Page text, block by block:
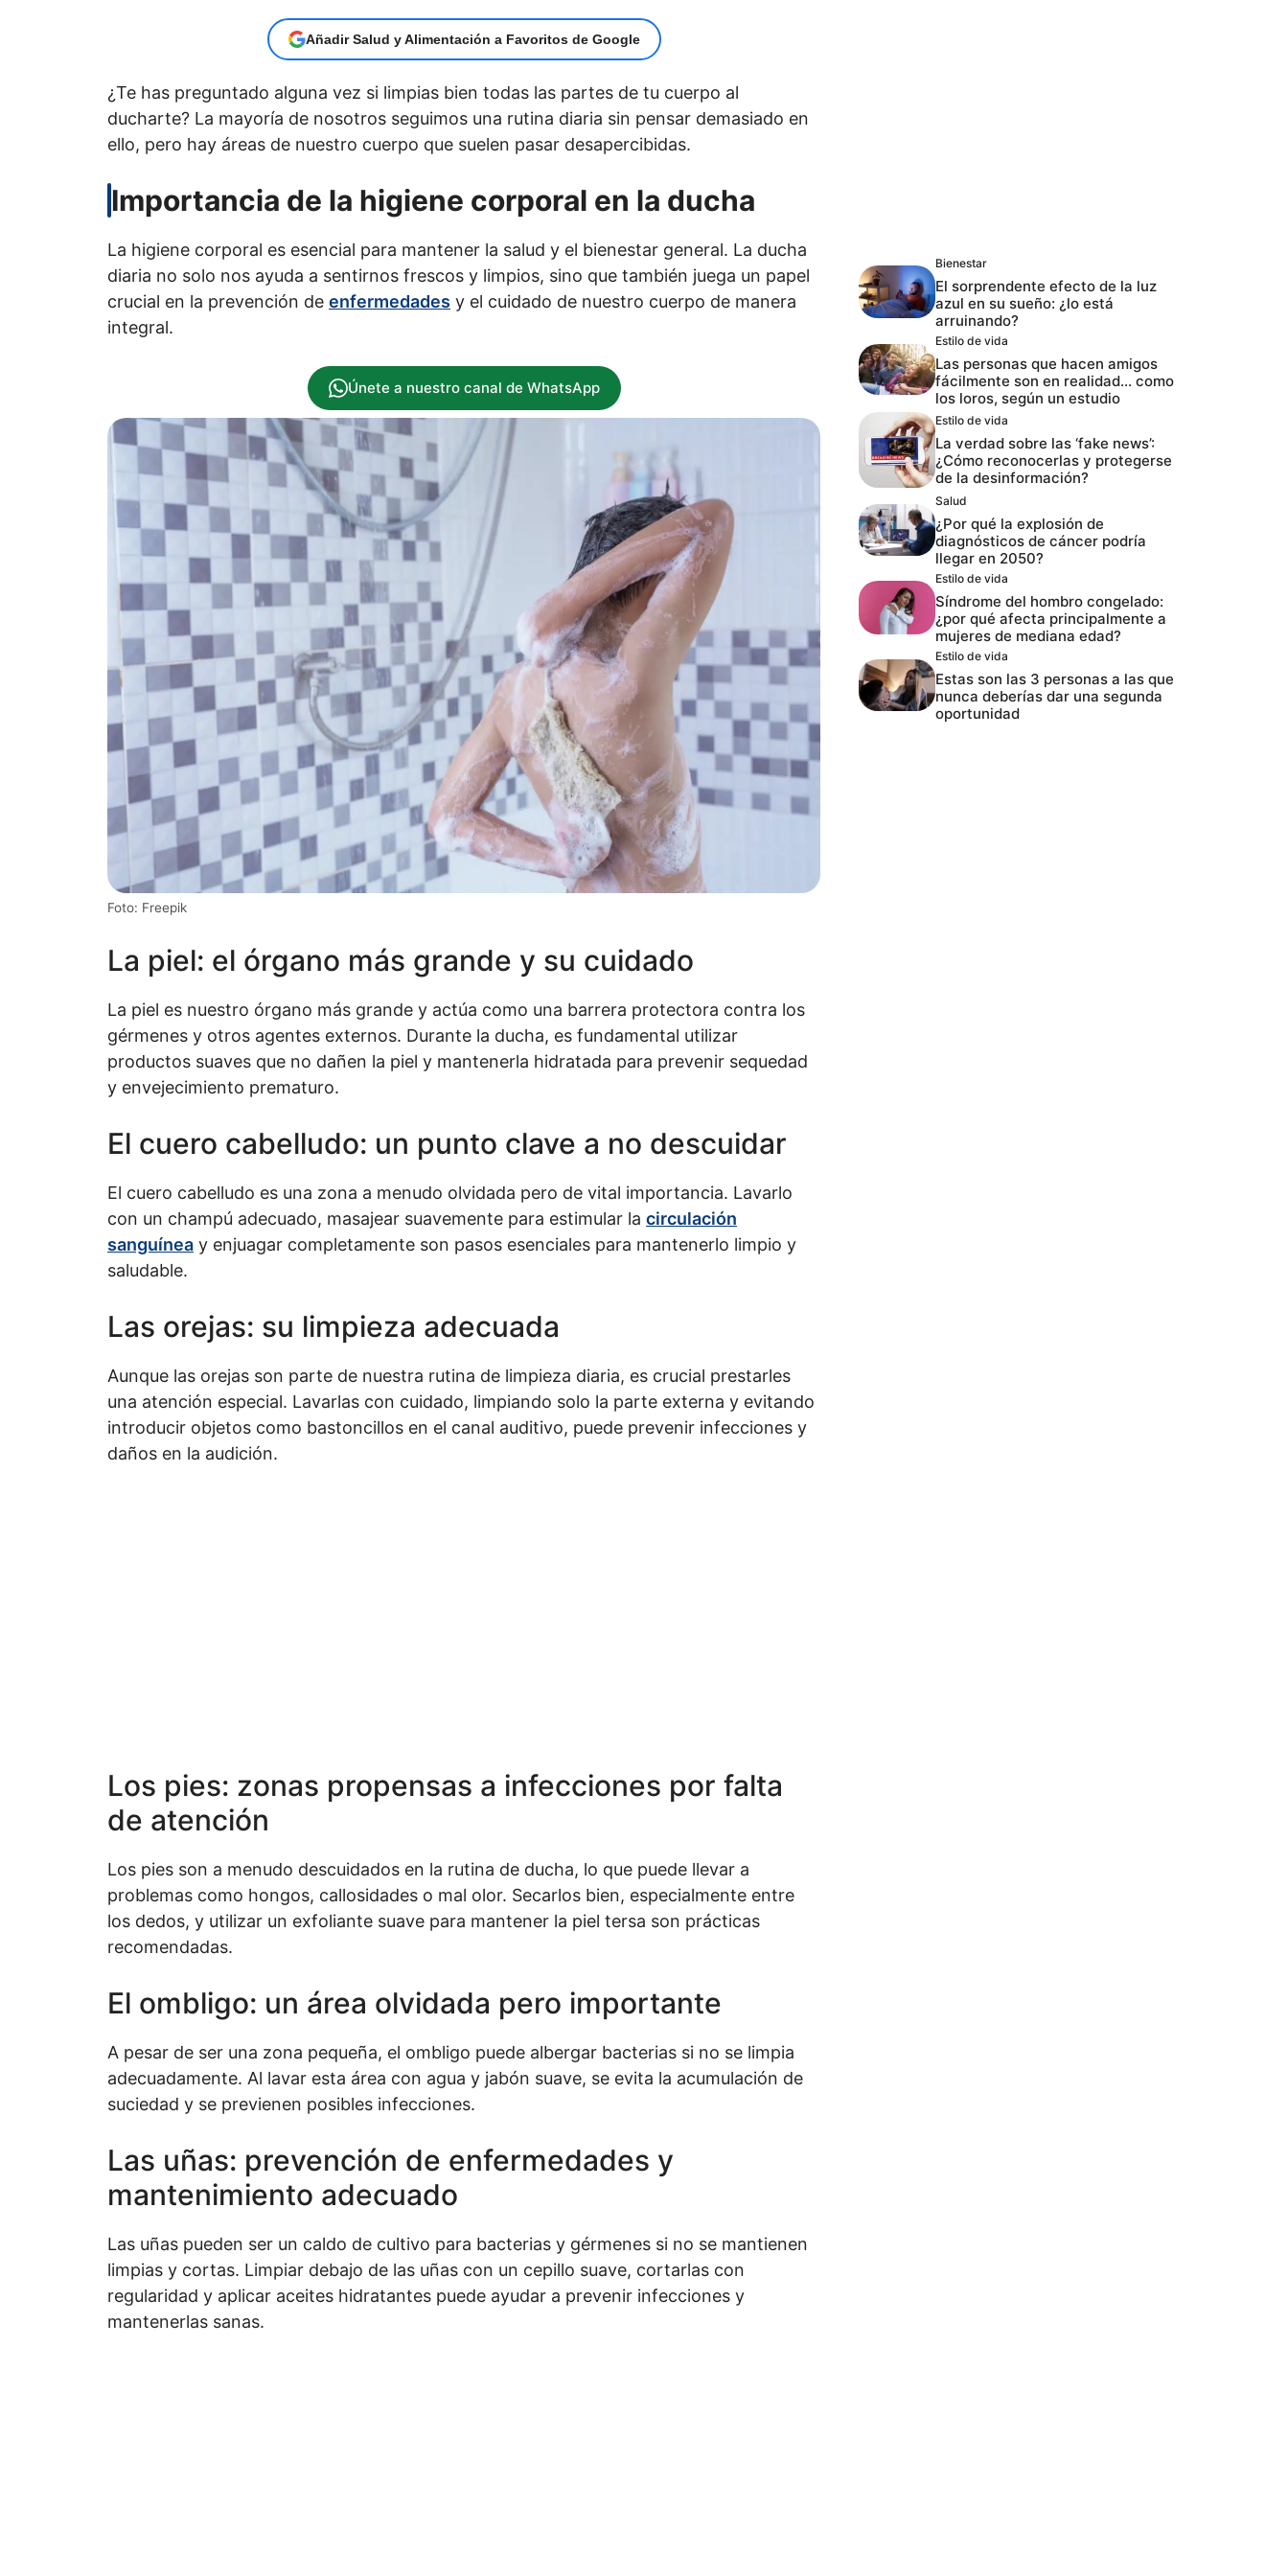
Añadir Salud y Alimentación a Favoritos de Google
¿Te has preguntado alguna vez si limpias bien todas las partes de tu cuerpo al
ducharte? La mayoría de nosotros seguimos una rutina diaria sin pensar demasiado en
ello, pero hay áreas de nuestro cuerpo que suelen pasar desapercibidas.
Importancia de la higiene corporal en la ducha
La higiene corporal es esencial para mantener la salud y el bienestar general. La ducha
diaria no solo nos ayuda a sentirnos frescos y limpios, sino que también juega un papel
crucial en la prevención de enfermedades y el cuidado de nuestro cuerpo de manera
integral.
Únete a nuestro canal de WhatsApp
Foto: Freepik
La piel: el órgano más grande y su cuidado
La piel es nuestro órgano más grande y actúa como una barrera protectora contra los
gérmenes y otros agentes externos. Durante la ducha, es fundamental utilizar
productos suaves que no dañen la piel y mantenerla hidratada para prevenir sequedad
y envejecimiento prematuro.
El cuero cabelludo: un punto clave a no descuidar
El cuero cabelludo es una zona a menudo olvidada pero de vital importancia. Lavarlo
con un champú adecuado, masajear suavemente para estimular la circulación
sanguínea y enjuagar completamente son pasos esenciales para mantenerlo limpio y
saludable.
Las orejas: su limpieza adecuada
Aunque las orejas son parte de nuestra rutina de limpieza diaria, es crucial prestarles
una atención especial. Lavarlas con cuidado, limpiando solo la parte externa y evitando
introducir objetos como bastoncillos en el canal auditivo, puede prevenir infecciones y
daños en la audición.
Los pies: zonas propensas a infecciones por falta
de atención
Los pies son a menudo descuidados en la rutina de ducha, lo que puede llevar a
problemas como hongos, callosidades o mal olor. Secarlos bien, especialmente entre
los dedos, y utilizar un exfoliante suave para mantener la piel tersa son prácticas
recomendadas.
El ombligo: un área olvidada pero importante
A pesar de ser una zona pequeña, el ombligo puede albergar bacterias si no se limpia
adecuadamente. Al lavar esta área con agua y jabón suave, se evita la acumulación de
suciedad y se previenen posibles infecciones.
Las uñas: prevención de enfermedades y
mantenimiento adecuado
Las uñas pueden ser un caldo de cultivo para bacterias y gérmenes si no se mantienen
limpias y cortas. Limpiar debajo de las uñas con un cepillo suave, cortarlas con
regularidad y aplicar aceites hidratantes puede ayudar a prevenir infecciones y
mantenerlas sanas.
Bienestar
El sorprendente efecto de la luz
azul en su sueño: ¿lo está
arruinando?
Estilo de vida
Las personas que hacen amigos
fácilmente son en realidad… como
los loros, según un estudio
Estilo de vida
La verdad sobre las ‘fake news’:
¿Cómo reconocerlas y protegerse
de la desinformación?
Salud
¿Por qué la explosión de
diagnósticos de cáncer podría
llegar en 2050?
Estilo de vida
Síndrome del hombro congelado:
¿por qué afecta principalmente a
mujeres de mediana edad?
Estilo de vida
Estas son las 3 personas a las que
nunca deberías dar una segunda
oportunidad